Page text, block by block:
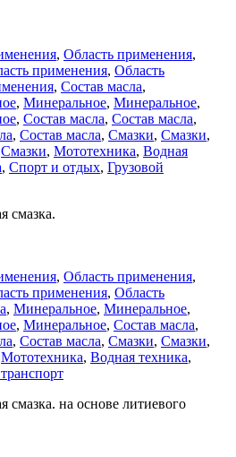
, Область применения,
применения, Область
, Состав масла,
, Минеральное, Минеральное,
, Состав масла, Состав масла,
, Состав масла, Смазки, Смазки,
Смазки, Мототехника, Водная
, Спорт и отдых, Грузовой
смазка.
, Область применения,
применения, Область
, Минеральное, Минеральное,
, Минеральное, Состав масла,
, Состав масла, Смазки, Смазки,
Мототехника, Водная техника,
смазка. на основе литиевого